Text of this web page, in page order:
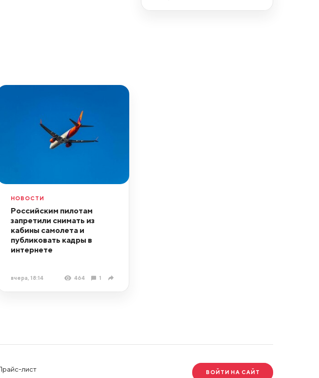
НОВОСТИ
Российским пилотам
запретили снимать из
кабины самолета и
публиковать кадры в
интернете
вчера, 18:14 464 1
лист ВОЙТИ НА САЙТ